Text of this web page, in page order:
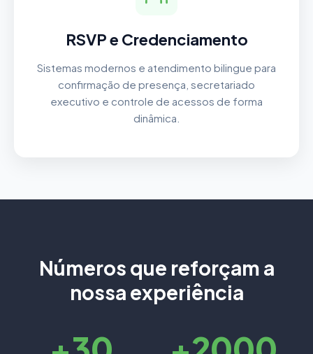
RSVP e Credenciamento
Sistemas modernos e atendimento bilingue para
confirmação de presença, secretariado
executivo e controle de acessos de forma
dinâmica.
Números que reforçam a
nossa experiência